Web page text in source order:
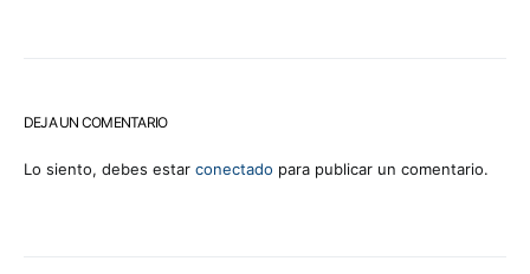
DEJA UN COMENTARIO
Lo siento, debes estar conectado para publicar un comentario.